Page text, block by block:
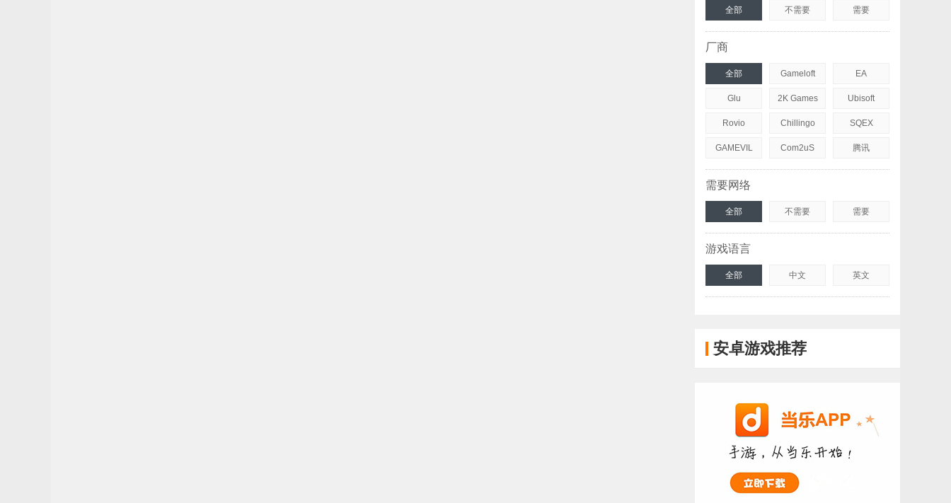
全部 不需要 需要
厂商
全部 Gameloft EA
Glu 2K Games Ubisoft
Rovio Chillingo SQEX
GAMEVIL Com2uS 腾讯
需要网络
全部 不需要 需要
游戏语言
全部 中文 英文
安卓游戏推荐